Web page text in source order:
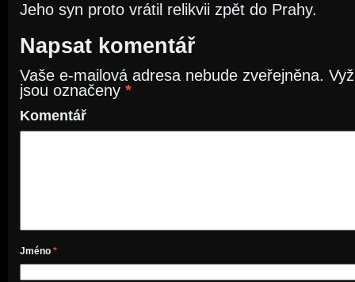
Jeho syn proto vrátil relikvii zpět do Prahy.
Napsat komentář
Vaše e-mailová adresa nebude zveřejněna.
jsou označeny *
Komentář
Jméno *